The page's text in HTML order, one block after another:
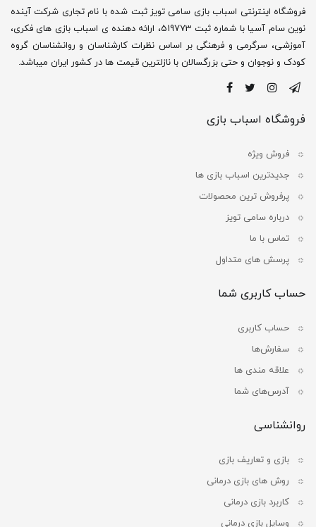
فروشگاه اینترنتی اسباب بازی سامی تویز ثبت شده با نام تجاری شرکت آینده
نوین سام آسیا با شماره ثبت 519773، ارائه دهنده ی اسباب بازی های فکری،
آموزشی، سرگرمی و فرهنگی بر اساس نظرات کارشناسان و روانشناسان گروه
کودک و نوجوان و حتی بزرگسالان با نازلترین قیمت ها در کشور ایران میباشد.
فروشگاه اسباب بازی
فروش ویژه
جدیدترین اسباب بازی ها
پرفروش ترین محصولات
درباره سامی تویز
تماس با ما
پرسش های متداول
حساب کاربری شما
حساب کاربری
سفارش‌ها
علاقه مندی ها
آدرس‌های شما
روانشناسی
بازی و تعاریف بازی
روش های بازی درمانی
کاربرد بازی درمانی
وسایل بازی درمانی